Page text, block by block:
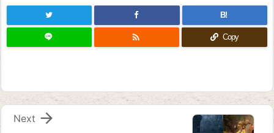
B!
 Copy

Next